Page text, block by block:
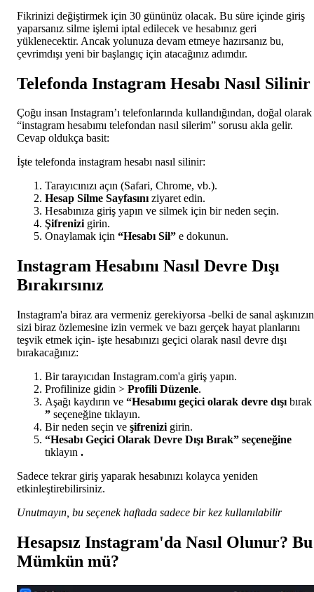
Fikrinizi değiştirmek için 30 gününüz olacak. Bu süre içinde giriş
yaparsanız silme işlemi iptal edilecek ve hesabınız geri
yüklenecektir. Ancak yolunuza devam etmeye hazırsanız bu,
çevrimdışı yeni bir başlangıç için atacağınız adımdır.
Telefonda Instagram Hesabı Nasıl Silinir
Çoğu insan Instagram’ı telefonlarında kullandığından, doğal olarak
“instagram hesabımı telefondan nasıl silerim” sorusu akla gelir.
Cevap oldukça basit:
İşte telefonda instagram hesabı nasıl silinir:
Tarayıcınızı açın (Safari, Chrome, vb.).
Hesap Silme Sayfasınıziyaret edin.
Hesabınıza giriş yapın ve silmek için bir neden seçin.
Şifrenizigirin.
Onaylamak için “Hesabı Sil” e dokunun.
Instagram Hesabını Nasıl Devre Dışı
Bırakırsınız
Instagram'a biraz ara vermeniz gerekiyorsa -belki de sanal aşkınızın
sizi biraz özlemesine izin vermek ve bazı gerçek hayat planlarını
teşvik etmek için- işte hesabınızı geçici olarak nasıl devre dışı
bırakacağınız:
Bir tarayıcıdan Instagram.com'a giriş yapın.
Profilinize gidin > Profili Düzenle.
Aşağı kaydırın ve “Hesabımı geçici olarak devre dışı bırak
” seçeneğine tıklayın.
Bir neden seçin ve şifrenizi girin.
“Hesabı Geçici Olarak Devre Dışı Bırak” seçeneğine
tıklayın .
Sadece tekrar giriş yaparak hesabınızı kolayca yeniden
etkinleştirebilirsiniz.
Unutmayın, bu seçenek haftada sadece bir kez kullanılabilir
Hesapsız Instagram'da Nasıl Olunur? Bu
Mümkün mü?